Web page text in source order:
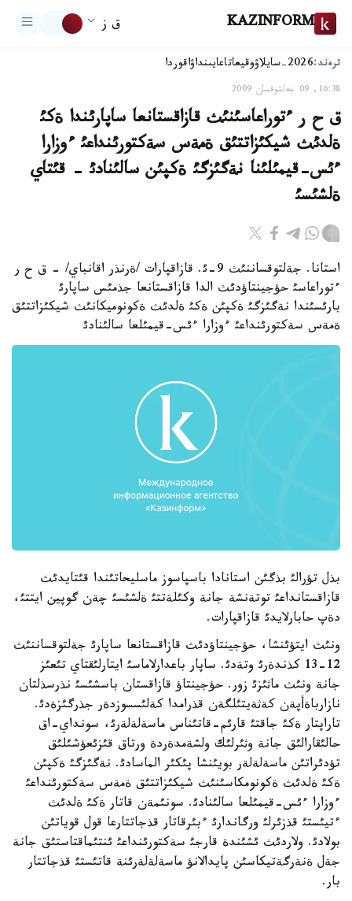
KAZINFORM ق ز
ترەند:2026-سايلاۋ وقيعاتاعايىنداۋاقوردا
16:38, 09 جەلتوقسان 2009
ق ح ر ءتوراعاسئنئث قازاقستانعا ساپارئندا ةكئ
ةلدئث شيكئزاتتئق ةمةس سةكتورئنداعئ ءوزارا
ءئس-قيمئلئنا نةگئزگئ ةكپئن سالئنادئ - قئتاي
ةلشئسئ
استانا. جةلتوقساننئث 9-ئ. قازاقپارات /ةرنذر اقانباي/ - ق ح ر
ءتوراعاسئ حؤجينتاؤدئث الدا قازاقستانعا جذمئس ساپارئ
بارئسئندا نةگئزگئ ةكپئن ةكئ ةلدئث ةكونوميكانئث شيكئزاتتئق
ةمةس سةكتورئنداعئ ءوزارا ءئس-قيمئلعا سالئنادئ
بذل تؤرالئ بذگئن استانادا باسپاسوز ماسليحاتئندا قئتايدئث
قازاقستانداعئ توتةنشة جانة وكئلةتتئ ةلشئسئ چةن گوپين ايتتئ،
دةپ حابارلايدئ قازاقپارات.
ونئث ايتؤئنشا، حؤجينتاؤدئث قازاقستانعا ساپارئ جةلتوقساننئث
12-13 كذندةرئ وتةدئ. ساپار باعدارلاماسئ ايتارلئقتاي تئعئز
جانة ونئث ماثئزئ زور. حؤجينتاؤ قازاقستان باسشئسئ نذرسذلتان
نازارباةأپةن كةثةيتئلگةن قذرامدا كةلئسسوزدةر جذرگئزةدئ.
تاراپتار ةكئ جاقتئ قارئم-قاتئناس ماسةلةلةرئ، سونداي-اق
حالئقارالئق جانة وثئرلئك ولشةمدةردة ورتاق قئزئعؤشئلئق
تؤدئراتئن ماسةلةلةر بويئنشا پئكئر الماسادئ. نةگئزگئ ةكپئن
ةكئ ةلدئث ةكونومكاسئنئث شيكئزاتتئق ةمةس سةكتورئنداعئ
ءوزارا ءئس-قيمئلعا سالئنادئ. سونئمةن قاتار ةكئ ةلدئث
ءتيئستئ قذزئرلئ ورگاندارئ ءبئرقاتار قذجاتتارعا قول قوياتئن
بولادئ. ولاردئث ئشئندة قارجئ سةكتورئنداعئ ئنتئماقتاستئق جانة
جةل ةنةرگةتيكاسئن پايدالانؤ ماسةلةلةرئنة قاتئستئ قذجاتتار
بار.